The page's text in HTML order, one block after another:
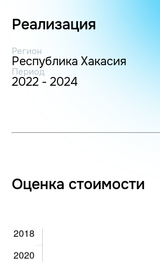
Реализация
Регион
Республика Хакасия
Период
2022 - 2024
Оценка стоимости